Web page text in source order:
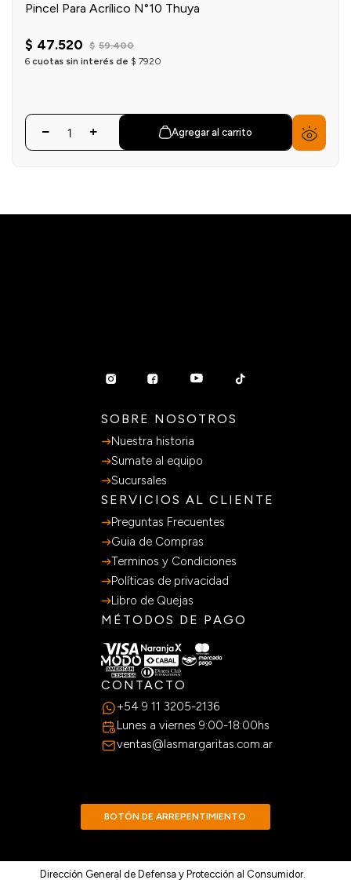
Pincel Para Acrílico N°10 Thuya
$ 47.520 $ 59.400
6 cuotas sin interés de $ 7920
Agregar al carrito
SOBRE NOSOTROS
Nuestra historia
Sumate al equipo
Sucursales
SERVICIOS AL CLIENTE
Preguntas Frecuentes
Guia de Compras
Terminos y Condiciones
Políticas de privacidad
Libro de Quejas
MÉTODOS DE PAGO
CONTACTO
+54 9 11 3205-2136
Lunes a viernes 9:00-18:00hs
ventas@lasmargaritas.com.ar
BOTÓN DE ARREPENTIMIENTO
Dirección General de Defensa y Protección al Consumidor.